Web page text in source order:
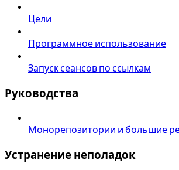
Цели
Программное использование
Запуск сеансов по ссылкам
Руководства
Монорепозитории и большие
Устранение неполадок